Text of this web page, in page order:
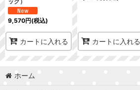
9,570円(税込)
カートに入れる カートに入れる
ホーム